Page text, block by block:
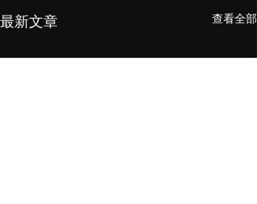
最新文章 查看全部